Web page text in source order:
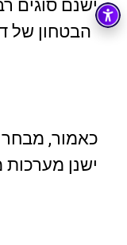
ישנם סוגים
הבטחון של
כאמור, מבחר
ישנן